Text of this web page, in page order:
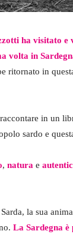
ha visitato e
volta in
ritornato in
in un
sardo e
, natura e
la sua
La Sardegna